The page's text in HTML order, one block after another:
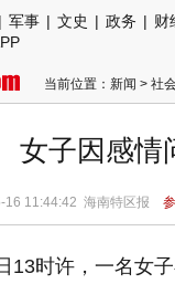
| 军事 | 文史 | 政务 | 财
当前位置： 新闻 > 社
女子因感情
16 11:44:42 海南特区报
13时许，一名女